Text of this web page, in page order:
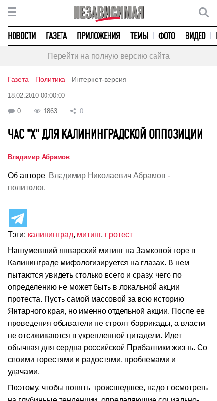
НОВОСТИ ГАЗЕТА ПРИЛОЖЕНИЯ ТЕМЫ ФОТО ВИДЕО
Перейти на полную версию сайта
Газета Политика Интернет-версия
18.02.2010 00:00:00
0 1863 0
ЧАС "Х" ДЛЯ КАЛИНИНГРАДСКОЙ ОППОЗИЦИИ
Владимир Абрамов
Об авторе: Владимир Николаевич Абрамов -
политолог.
Тэги: калининград, митинг, протест
Нашумевший январский митинг на Замковой горе в
Калининграде мифологизируется на глазах. В нем
пытаются увидеть столько всего и сразу, чего по
определению не может быть в локальной акции
протеста. Пусть самой массовой за всю историю
Янтарного края, но именно отдельной акции. После ее
проведения обыватели не строят баррикады, а власти
не отсиживаются в укрепленной цитадели. Идет
обычная для сердца российской Прибалтики жизнь. Со
своими горестями и радостями, проблемами и
удачами.
Поэтому, чтобы понять происшедшее, надо посмотреть